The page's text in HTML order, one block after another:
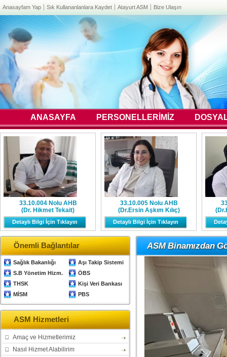
Anasayfam Yap Sık Kullananlanlara Kaydet Atayurt ASM Bize Ulaşın
ANASAYFA PERSONELLERİMİZ
33.10.004 Nolu AHB
(Dr. Hikmet Tekait)
Detaylı Bilgi İçin Tıklayın
33.10.005 Nolu AHB
(Dr.Ersin Aşkım Kılıç)
Detaylı Bilgi İçin Tıklayın
Önemli Bağlantılar
Sağlık Bakanlığı
Aşı Takip Sistemi
S.B Yönetim Hizm.
ÖBS
THSK
Kişi Veri Bankası
MİSM
PBS
ASM Hizmetleri
Amaç ve Hizmetlerimiz
Nasıl Hizmet Alabilirim
ASM Binamızdan